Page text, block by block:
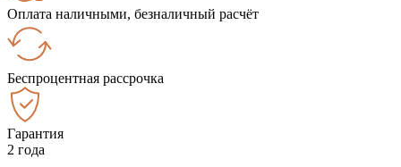
Оплата наличными, безналичный расчёт
Беспроцентная рассрочка
Гарантия
2 года